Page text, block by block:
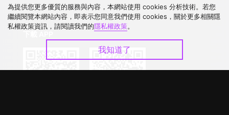
為提供您更多優質的服務與內容，本網站使用 cookies 分析技術。若您
繼續閱覽本網站內容，即表示您同意我們使用 cookies，關於更多相關隱
私權政策資訊，請閱讀我們的隱私權政策。
我知道了